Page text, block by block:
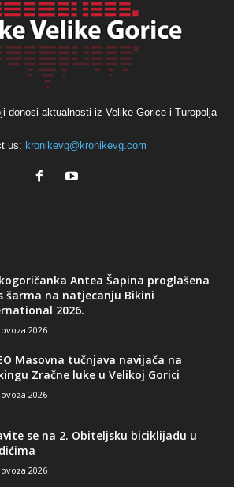
donosi aktualnosti iz Velike Gorice i Turopolja
us: kronikevg@kronikevg.com
Antea Šapina proglašena
šarma na natjecanju Bikini
2026.
2026
Masovna tučnjava navijača na
Zračne luke u Velikoj Gorici
2026
se na 2. Obiteljsku biciklijadu u
2026